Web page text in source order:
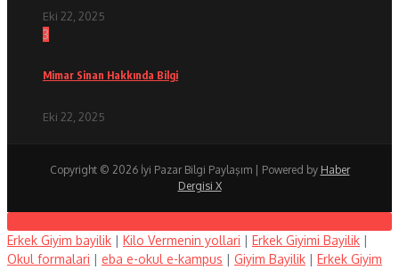
Eki 22, 2025
3
Mimar Sinan Hakkında Bilgi
Eki 22, 2025
Copyright © 2026 İyi Pazar Bilgi Paylaşım | Powered by Haber
Dergisi X
Erkek Giyim bayilik | Kilo Vermenin yollari | Erkek Giyimi Bayilik |
Okul formalari | eba e-okul e-kampus | Giyim Bayilik | Erkek Giyim